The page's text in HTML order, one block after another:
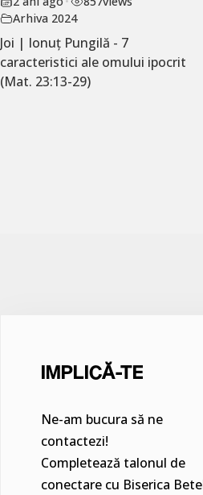
Arhiva 2024
Joi | Ionuț Pungilă - 7
caracteristici ale omului ipocrit
(Mat. 23:13-29)
IMPLICĂ-TE
Ne-am bucura să ne
contactezi!
Completează talonul de
conectare cu Biserica